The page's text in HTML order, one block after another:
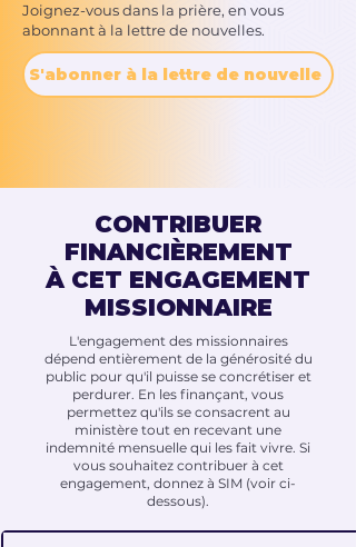
Joignez-vous dans la prière, en vous
abonnant à la lettre de nouvelles.
S'abonner à la lettre de nouvelle
CONTRIBUER
FINANCIÈREMENT
À CET ENGAGEMENT
MISSIONNAIRE
L'engagement des missionnaires
dépend entièrement de la générosité du
public pour qu'il puisse se concrétiser et
perdurer. En les finançant, vous
permettez qu'ils se consacrent au
ministère tout en recevant une
indemnité mensuelle qui les fait vivre. Si
vous souhaitez contribuer à cet
engagement, donnez à SIM (voir ci-
dessous).